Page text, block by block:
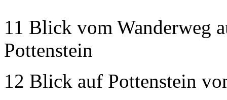
11 Blick vom Wanderweg
Pottenstein
12 Blick auf Pottenstein